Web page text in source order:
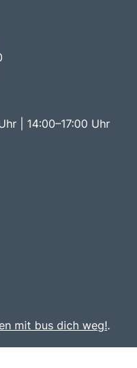
| 14:00–17:00 Uhr
mit bus dich weg!.